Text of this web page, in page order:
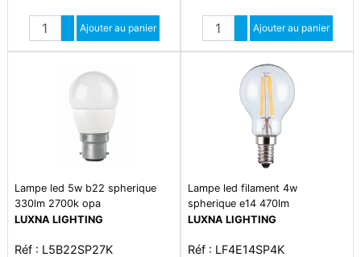
Quantité
Augmenter quantité
Diminuer quantité
Ajouter au panier Quantité
Augmenter quantité
Diminuer quantité
Ajouter au panier
Lampe led 5w b22 spherique
330lm 2700k opa
LUXNA LIGHTING
Réf : L5B22SP27K
Lampe led filament 4w
spherique e14 470lm
LUXNA LIGHTING
Réf : LF4E14SP4K